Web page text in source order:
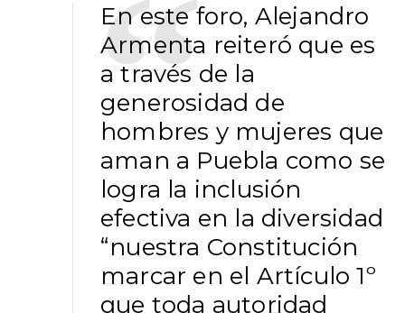
En este foro, Alejandro
Armenta reiteró que es
a través de la
generosidad de
hombres y mujeres que
aman a Puebla como se
logra la inclusión
efectiva en la diversidad
“nuestra Constitución
marcar en el Artículo 1º
que toda autoridad